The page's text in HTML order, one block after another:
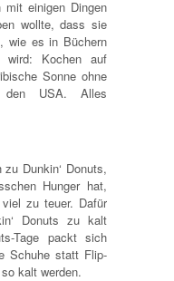
einigen Dingen
wollte, dass sie
wie es in Büchern
wird: Kochen auf
Sonne ohne
den USA. Alles
Dunkin‘ Donuts,
Hunger hat,
zu teuer. Dafür
Donuts zu kalt
Tage packt sich
Schuhe statt Flip-
kalt werden.